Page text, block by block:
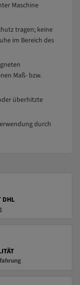
Maschine
tragen; keine
im Bereich des
Maß- bzw.
überhitzte
durch
DHL